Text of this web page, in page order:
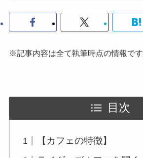
※記事内容は全て執筆時点の情報です
目次
【カフェの特徴】